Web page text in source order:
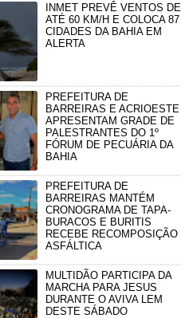
INMET PREVÊ VENTOS DE
ATÉ 60 KM/H E COLOCA 87
CIDADES DA BAHIA EM
ALERTA
PREFEITURA DE
BARREIRAS E ACRIOESTE
APRESENTAM GRADE DE
PALESTRANTES DO 1º
FÓRUM DE PECUÁRIA DA
BAHIA
PREFEITURA DE
BARREIRAS MANTÉM
CRONOGRAMA DE TAPA-
BURACOS E BURITIS
RECEBE RECOMPOSIÇÃO
ASFÁLTICA
MULTIDÃO PARTICIPA DA
MARCHA PARA JESUS
DURANTE O AVIVA LEM
DESTE SÁBADO